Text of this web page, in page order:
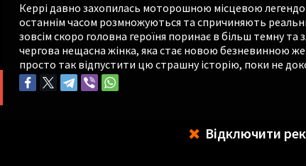
Керрі давно захопилась моторошною місцевою
останнім часом розмножуються та спричиняють
зовсім скоро головна героїня поринає в більш темну та
чергова нещасна жінка, яка стає новою безневинною
просто так відпустити цю страшну історію, поки не
Відключити